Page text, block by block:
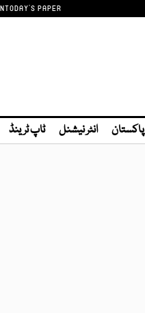
TODAY'S PAPER
پاکستان انٹر نیشنل ٹاپ ٹرینڈ